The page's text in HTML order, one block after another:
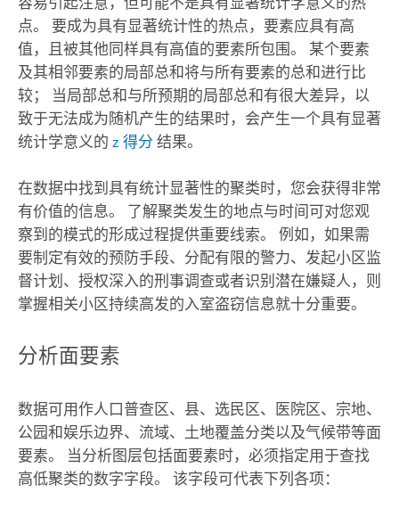
点。 要成为具有显著统计性的热点，要素应具有高
值，且被其他同样具有高值的要素所包围。 某个要素
及其相邻要素的局部总和将与所有要素的总和进行比
较； 当局部总和与所预期的局部总和有很大差异，以
致于无法成为随机产生的结果时，会产生一个具有显著
统计学意义的 z 得分 结果。
在数据中找到具有统计显著性的聚类时，您会获得非常
有价值的信息。 了解聚类发生的地点与时间可对您观
察到的模式的形成过程提供重要线索。 例如，如果需
要制定有效的预防手段、分配有限的警力、发起小区监
督计划、授权深入的刑事调查或者识别潜在嫌疑人，则
掌握相关小区持续高发的入室盗窃信息就十分重要。
分析面要素
数据可用作人口普查区、县、选民区、医院区、宗地、
公园和娱乐边界、流域、土地覆盖分类以及气候带等面
要素。 当分析图层包括面要素时，必须指定用于查找
高低聚类的数字字段。 该字段可代表下列各项：